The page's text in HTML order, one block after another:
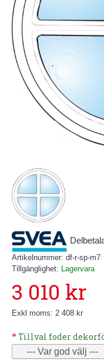
Artikelnummer: df-r-sp-m7
Tillgänglighet:
Lagervara
3 010 kr
Exkl moms: 2 408 kr
Tillval foder